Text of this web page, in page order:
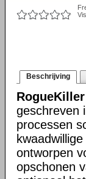
Beschrijving
RogueKiller
geschreven
processen
ontworpen
opschonen